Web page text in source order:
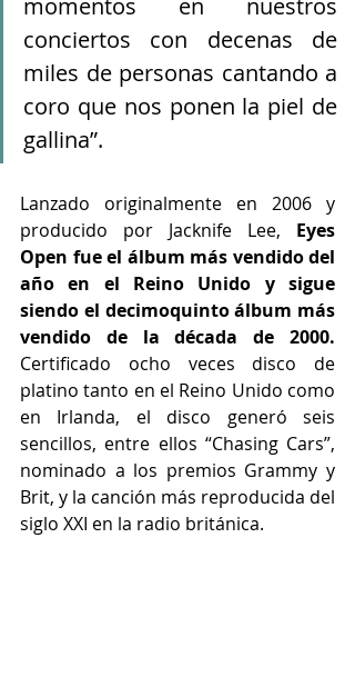
momentos en nuestros
conciertos con decenas de
miles de personas cantando a
coro que nos ponen la piel de
gallina”.
Lanzado originalmente en 2006 y
producido por Jacknife Lee, Eyes
Open fue el álbum más vendido del
año en el Reino Unido y sigue
siendo el decimoquinto álbum más
Certificado ocho veces disco de
platino tanto en el Reino Unido como
en Irlanda, el disco generó seis
sencillos, entre ellos “Chasing Cars”,
nominado a los premios Grammy y
Brit, y la canción más reproducida del
siglo XXI en la radio británica.